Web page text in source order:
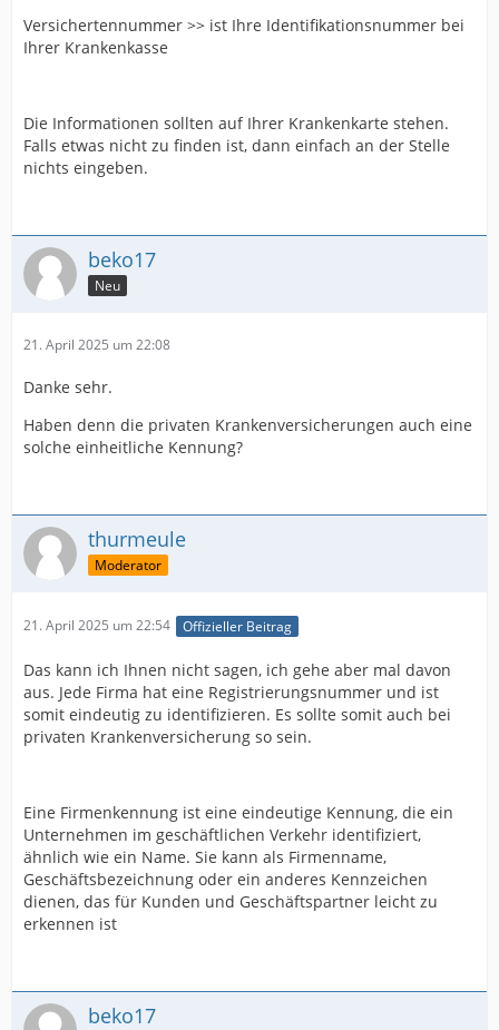
Versichertennummer >> ist Ihre Identifikationsnummer bei
Ihrer Krankenkasse
Die Informationen sollten auf Ihrer Krankenkarte stehen.
Falls etwas nicht zu finden ist, dann einfach an der Stelle
nichts eingeben.
beko17
Neu
21. April 2025 um 22:08
Danke sehr.
Haben denn die privaten Krankenversicherungen auch eine
solche einheitliche Kennung?
thurmeule
Moderator
21. April 2025 um 22:54 Offizieller Beitrag
Das kann ich Ihnen nicht sagen, ich gehe aber mal davon
aus. Jede Firma hat eine Registrierungsnummer und ist
somit eindeutig zu identifizieren. Es sollte somit auch bei
privaten Krankenversicherung so sein.
Eine Firmenkennung ist eine eindeutige Kennung, die ein
Unternehmen im geschäftlichen Verkehr identifiziert,
ähnlich wie ein Name. Sie kann als Firmenname,
Geschäftsbezeichnung oder ein anderes Kennzeichen
dienen, das für Kunden und Geschäftspartner leicht zu
erkennen ist
beko17